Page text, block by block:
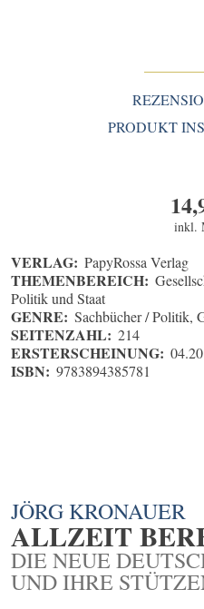
PRODUKT
inkl.
VERLAG: PapyRossa Verlag
THEMENBEREICH:
Politik und Staat
GENRE: Sachbücher / Politik,
SEITENZAHL: 214
ERSTERSCHEINUNG:
ISBN: 9783894385781
JÖRG KRONAUER
ALLZEIT
DIE NEUE
UND IHRE